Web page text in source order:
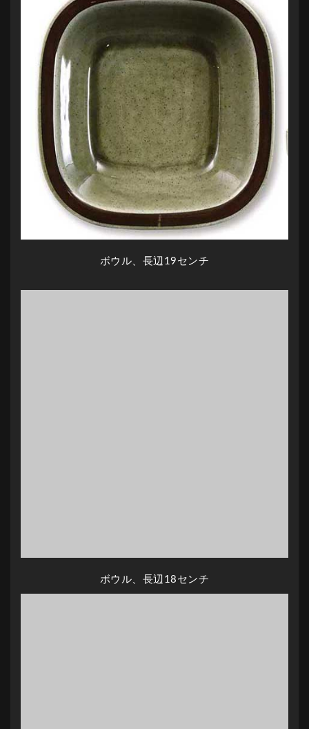
ボウル、長辺19センチ
ボウル、長辺18センチ